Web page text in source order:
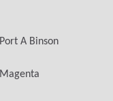
A Binson